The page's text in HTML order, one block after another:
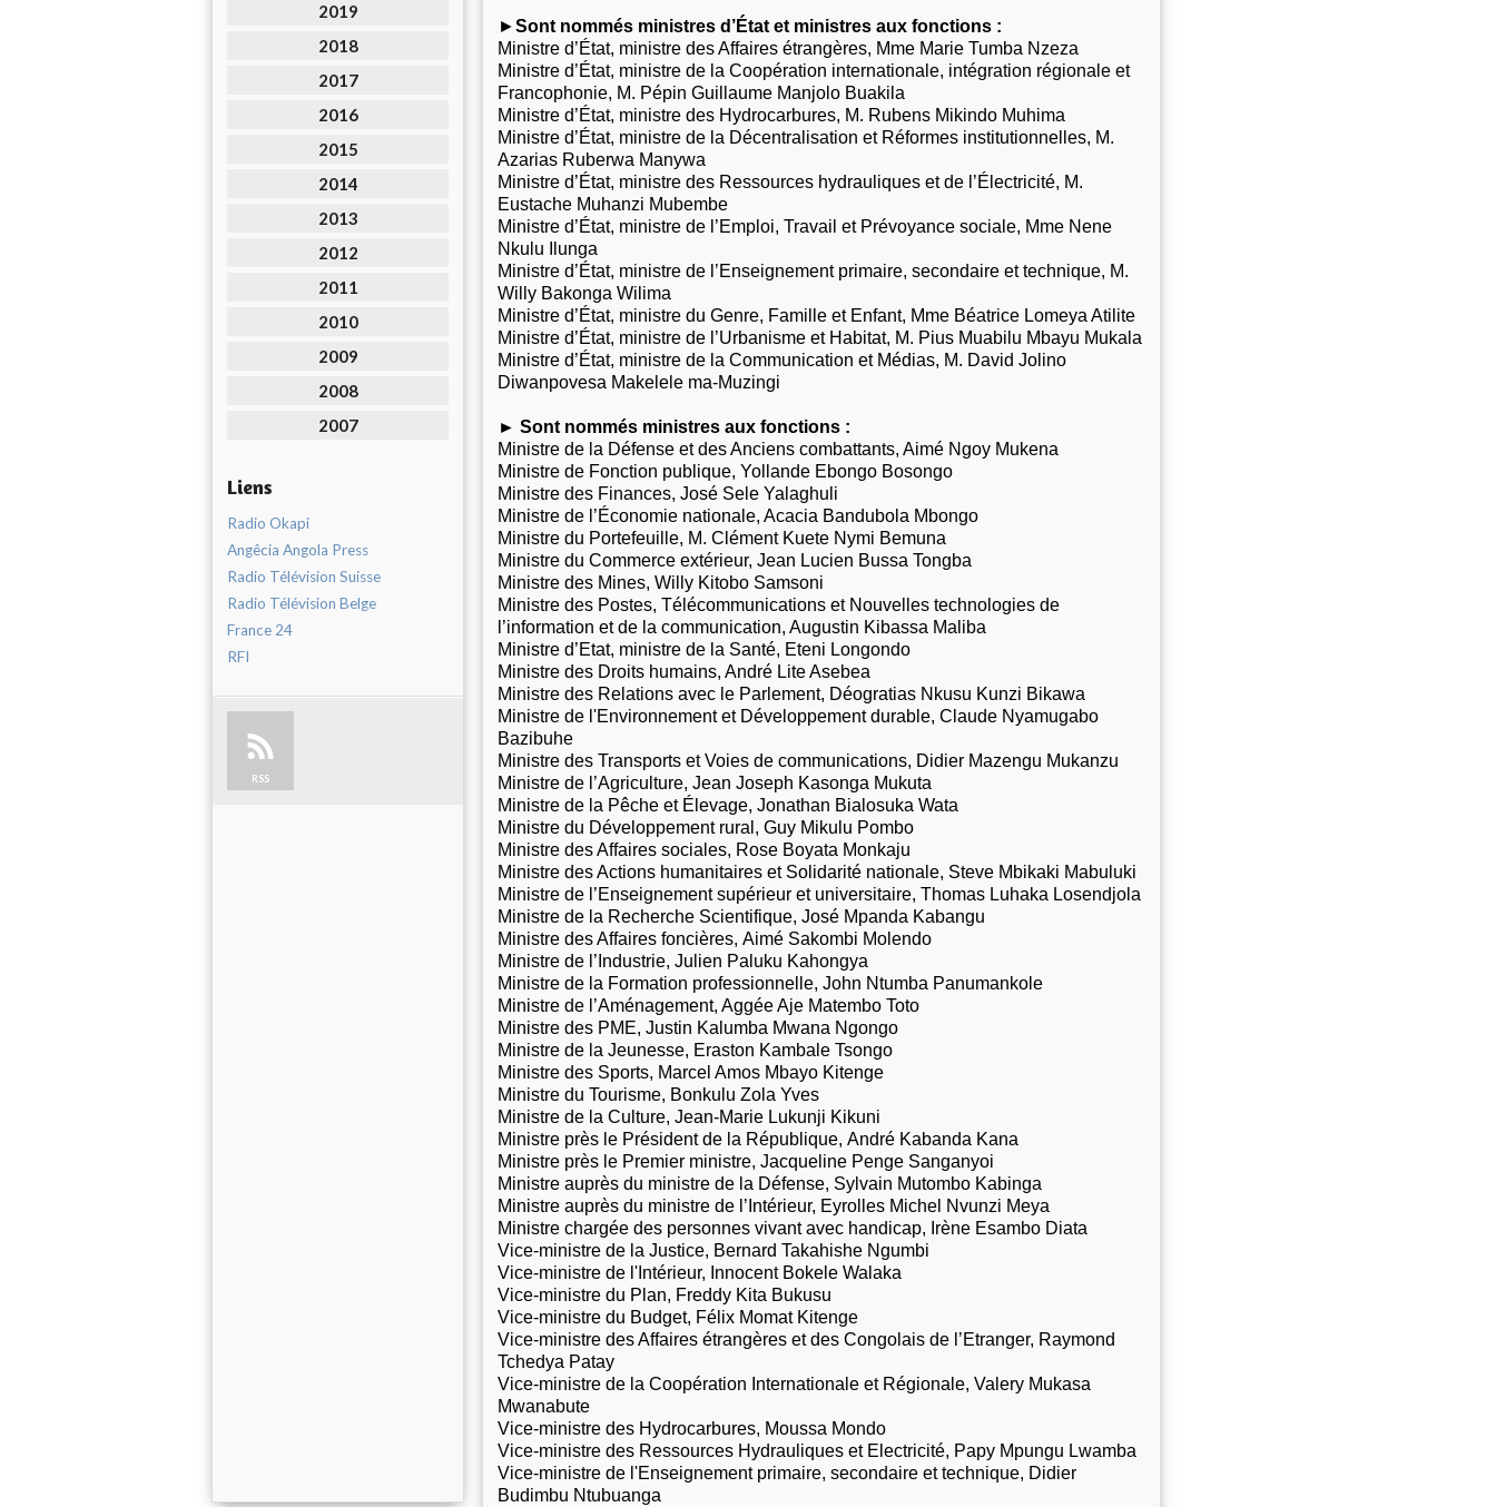
2019
2018
2017
2016
2015
2014
2013
2012
2011
2010
2009
2008
2007
Liens
Radio Okapi
Angêcia Angola Press
Radio Télévision Suisse
Radio Télévision Belge
France 24
RFI
RSS
►Sont nommés ministres d’État et ministres aux fonctions :
Ministre d’État, ministre des Affaires étrangères, Mme Marie Tumba Nzeza
Ministre d’État, ministre de la Coopération internationale, intégration régionale et
Francophonie, M. Pépin Guillaume Manjolo Buakila
Ministre d’État, ministre des Hydrocarbures, M. Rubens Mikindo Muhima
Ministre d’État, ministre de la Décentralisation et Réformes institutionnelles, M.
Azarias Ruberwa Manywa
Ministre d’État, ministre des Ressources hydrauliques et de l’Électricité, M.
Eustache Muhanzi Mubembe
Ministre d’État, ministre de l’Emploi, Travail et Prévoyance sociale, Mme Nene
Nkulu Ilunga
Ministre d’État, ministre de l’Enseignement primaire, secondaire et technique, M.
Willy Bakonga Wilima
Ministre d’État, ministre du Genre, Famille et Enfant, Mme Béatrice Lomeya Atilite
Ministre d’État, ministre de l’Urbanisme et Habitat, M. Pius Muabilu Mbayu Mukala
Ministre d’État, ministre de la Communication et Médias, M. David Jolino
Diwanpovesa Makelele ma-Muzingi
► Sont nommés ministres aux fonctions :
Ministre de la Défense et des Anciens combattants, Aimé Ngoy Mukena
Ministre de Fonction publique, Yollande Ebongo Bosongo
Ministre des Finances, José Sele Yalaghuli
Ministre de l’Économie nationale, Acacia Bandubola Mbongo
Ministre du Portefeuille, M. Clément Kuete Nymi Bemuna
Ministre du Commerce extérieur, Jean Lucien Bussa Tongba
Ministre des Mines, Willy Kitobo Samsoni
Ministre des Postes, Télécommunications et Nouvelles technologies de
l’information et de la communication, Augustin Kibassa Maliba
Ministre d’Etat, ministre de la Santé, Eteni Longondo
Ministre des Droits humains, André Lite Asebea
Ministre des Relations avec le Parlement, Déogratias Nkusu Kunzi Bikawa
Ministre de l'Environnement et Développement durable, Claude Nyamugabo
Bazibuhe
Ministre des Transports et Voies de communications, Didier Mazengu Mukanzu
Ministre de l’Agriculture, Jean Joseph Kasonga Mukuta
Ministre de la Pêche et Élevage, Jonathan Bialosuka Wata
Ministre du Développement rural, Guy Mikulu Pombo
Ministre des Affaires sociales, Rose Boyata Monkaju
Ministre des Actions humanitaires et Solidarité nationale, Steve Mbikaki Mabuluki
Ministre de l’Enseignement supérieur et universitaire, Thomas Luhaka Losendjola
Ministre de la Recherche Scientifique, José Mpanda Kabangu
Ministre des Affaires foncières, Aimé Sakombi Molendo
Ministre de l’Industrie, Julien Paluku Kahongya
Ministre de la Formation professionnelle, John Ntumba Panumankole
Ministre de l’Aménagement, Aggée Aje Matembo Toto
Ministre des PME, Justin Kalumba Mwana Ngongo
Ministre de la Jeunesse, Eraston Kambale Tsongo
Ministre des Sports, Marcel Amos Mbayo Kitenge
Ministre du Tourisme, Bonkulu Zola Yves
Ministre de la Culture, Jean-Marie Lukunji Kikuni
Ministre près le Président de la République, André Kabanda Kana
Ministre près le Premier ministre, Jacqueline Penge Sanganyoi
Ministre auprès du ministre de la Défense, Sylvain Mutombo Kabinga
Ministre auprès du ministre de l’Intérieur, Eyrolles Michel Nvunzi Meya
Ministre chargée des personnes vivant avec handicap, Irène Esambo Diata
Vice-ministre de la Justice, Bernard Takahishe Ngumbi
Vice-ministre de l'Intérieur, Innocent Bokele Walaka
Vice-ministre du Plan, Freddy Kita Bukusu
Vice-ministre du Budget, Félix Momat Kitenge
Vice-ministre des Affaires étrangères et des Congolais de l’Etranger, Raymond
Tchedya Patay
Vice-ministre de la Coopération Internationale et Régionale, Valery Mukasa
Mwanabute
Vice-ministre des Hydrocarbures, Moussa Mondo
Vice-ministre des Ressources Hydrauliques et Electricité, Papy Mpungu Lwamba
Vice-ministre de l'Enseignement primaire, secondaire et technique, Didier
Budimbu Ntubuanga